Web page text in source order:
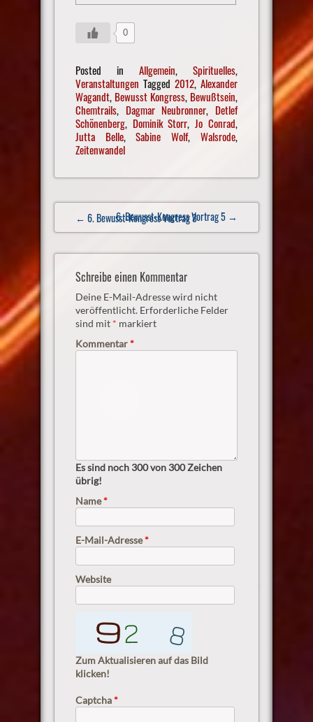
0
Posted inAllgemein,Spirituelles,
Veranstaltungen Tagged2012,Alexander
Wagandt, Bewusst Kongress, Bewußtsein,
Chemtrails, Dagmar Neubronner, Detlef
Schönenberg, Dominik Storr,Jo Conrad,
Jutta Belle,Sabine Wolf,Walsrode,
Zeitenwandel
Post
navigation
← 6. Bewusst-Kongress Vortrag 3
6. Bewusst-Kongress Vortrag 5 →
Schreibe einen Kommentar
Deine E-Mail-Adresse wird nicht
veröffentlicht. Erforderliche Felder
sind mit * markiert
Kommentar*
Es sind noch 300von 300 Zeichen
übrig!
Name*
E-Mail-Adresse*
Website
Zum Aktualisieren auf das Bild
klicken!
Captcha*